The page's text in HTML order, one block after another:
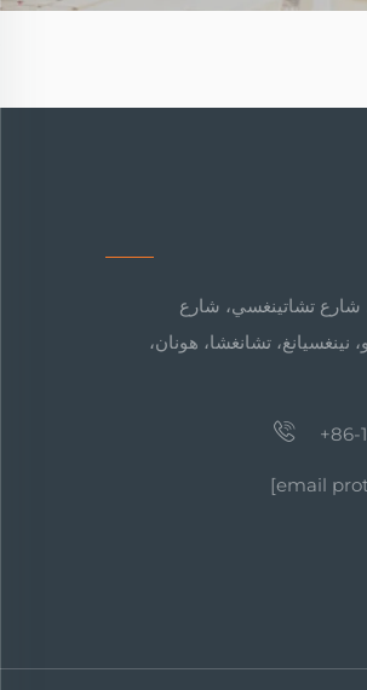
32، شارع تشاتينغسي، شارع
نينغسيانغ، تشانغشا، هونان،
+86-